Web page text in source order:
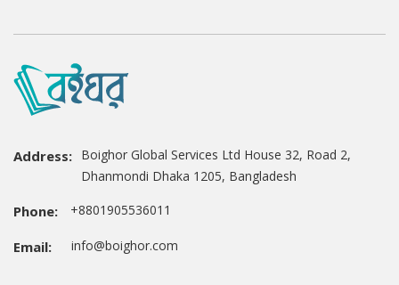
Address: Boighor Global Services Ltd House 32, Road 2,
Dhanmondi Dhaka 1205, Bangladesh
Phone: +8801905536011
Email: info@boighor.com